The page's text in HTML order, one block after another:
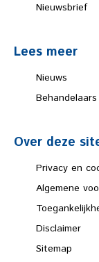
Nieuwsbrief
Lees meer
Nieuws
Behandelaars
Over deze
Privacy en
Algemene
Disclaimer
Sitemap